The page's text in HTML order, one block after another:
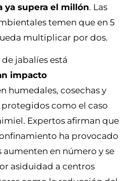
ya supera el millón. Las
temen que en 5
multiplicar por dos.
jabalíes está
impacto
humedales, cosechas y
como el caso
Expertos afirman que
ha provocado
aumenten en número y se
asiduidad a centros